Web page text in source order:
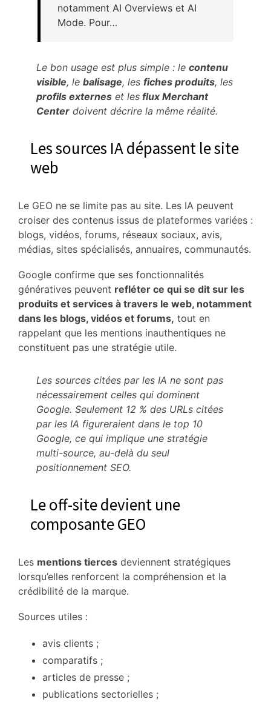
notamment AI Overviews et AI
Mode. Pour…
Le bon usage est plus simple : le contenu
visible, le balisage, les fiches produits, les
profils externes et les flux Merchant
Center doivent décrire la même réalité.
Les sources IA dépassent le site
web
Le GEO ne se limite pas au site. Les IA peuvent
croiser des contenus issus de plateformes variées :
blogs, vidéos, forums, réseaux sociaux, avis,
médias, sites spécialisés, annuaires, communautés.
Google confirme que ses fonctionnalités
génératives peuvent refléter ce qui se dit sur les
produits et services à travers le web, notamment
dans les blogs, vidéos et forums, tout en
rappelant que les mentions inauthentiques ne
constituent pas une stratégie utile.
Les sources citées par les IA ne sont pas
nécessairement celles qui dominent
Google. Seulement 12 % des URLs citées
par les IA figureraient dans le top 10
Google, ce qui implique une stratégie
multi-source, au-delà du seul
positionnement SEO.
Le off-site devient une
composante GEO
Les mentions tierces deviennent stratégiques
lorsqu’elles renforcent la compréhension et la
crédibilité de la marque.
Sources utiles :
avis clients ;
comparatifs ;
articles de presse ;
publications sectorielles ;